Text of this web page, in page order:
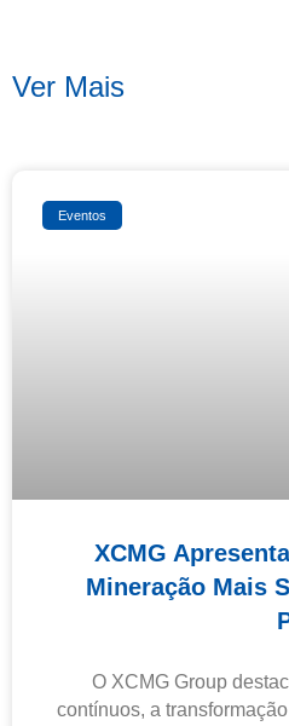
Ver Mais
Eventos
XCMG
Mineração Mais
O XCMG Group
contínuos, a